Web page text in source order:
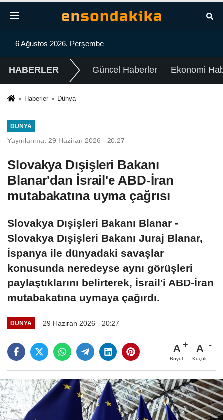
6 Ağustos 2026, Perşembe
HABERLER Güncel Haberler Ekonomi
Haberler Dünya
DÜNYA
Yayınlanma: 29 Haziran 2026 - 20:27
Slovakya Dışişleri Bakanı
Blanar'dan İsrail'e ABD-İran
mutabakatına uyma çağrısı
Slovakya Dışişleri Bakanı Blanar -
Slovakya Dışişleri Bakanı Juraj Blanar,
İspanya ile dünyadaki savaşlar
konusunda neredeyse aynı görüşleri
paylaştıklarını belirterek, İsrail'i ABD-İran
mutabakatına uymaya çağırdı.
DÜNYA 29 Haziran 2026 - 20:27
A
Büyüt
A
Küçült